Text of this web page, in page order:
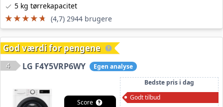
5 kg tørrekapacitet
★★★★★
★★★★★ (4,7) 2944 brugere
God værdi for pengene
4 LG F4Y5VRP6WY Egen analyse
Score
Bedste pris i dag
Godt tilbud